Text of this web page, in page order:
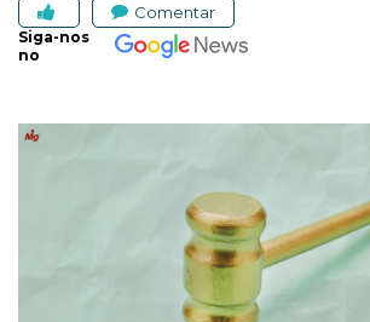
Comentar
Siga-nos
no